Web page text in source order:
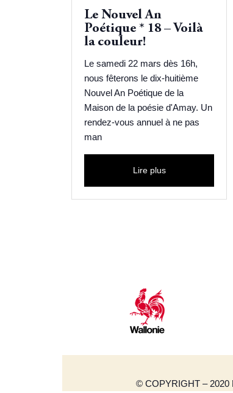
Le Nouvel An
Poétique * 18 – Voilà
la couleur!
Le samedi 22 mars dès 16h,
nous fêterons le dix-huitième
Nouvel An Poétique de la
Maison de la poésie d'Amay. Un
rendez-vous annuel à ne pas
man
Lire plus
© COPYRIGHT – 2020